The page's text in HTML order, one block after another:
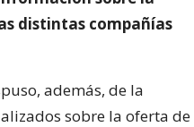
distintas compañías
además, de la
sobre la oferta de